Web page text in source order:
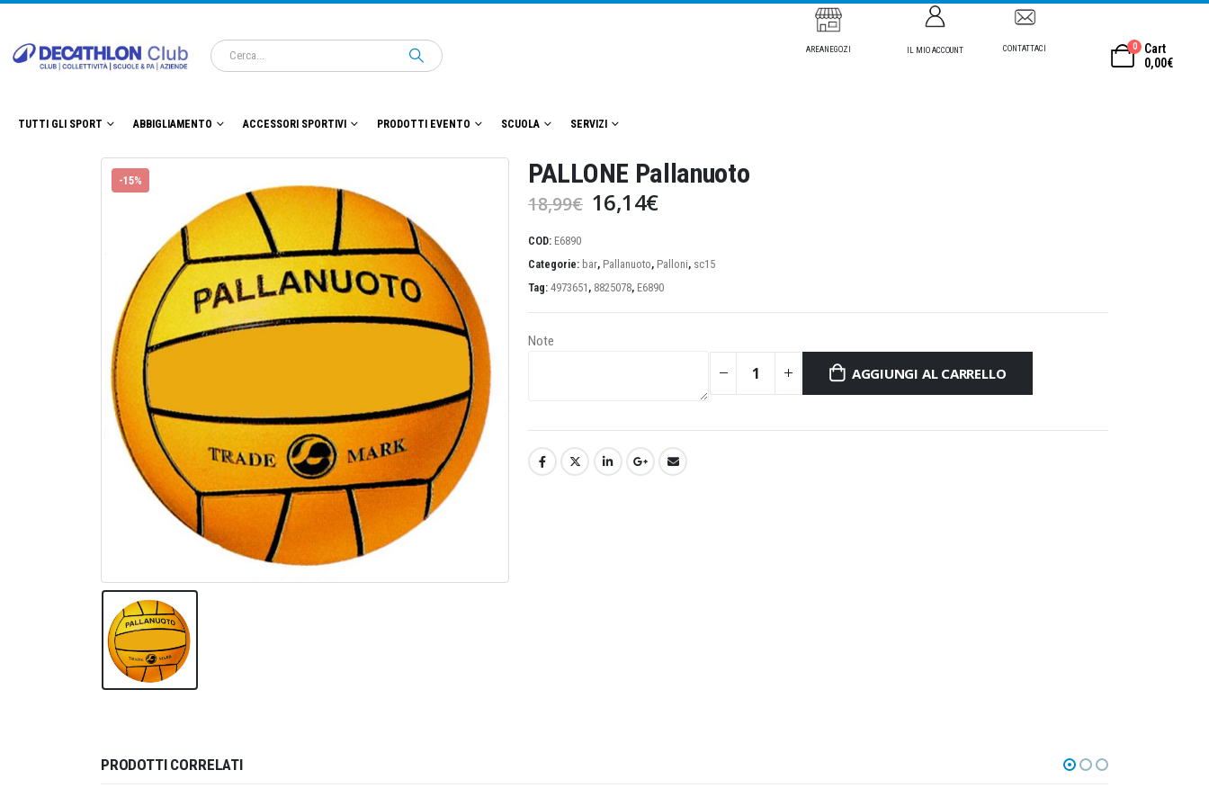
AREANEGOZI IL MIO ACCOUNT CONTATTACI 0
Cart
0,00€
TUTTI GLI SPORT ABBIGLIAMENTO ACCESSORI SPORTIVI PRODOTTI EVENTO SCUOLA SERVIZI
-15% PALLONE Pallanuoto
18,99€ Il
prezzo
era:
18,99€.
16,14€Il
è:
16,14€.
COD: E6890
Categorie: bar, Pallanuoto, Palloni, sc15
Tag: 4973651 , 8825078, E6890
Note
AGGIUNGI AL CARRELLO
PRODOTTI CORRELATI